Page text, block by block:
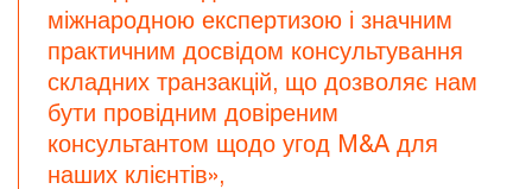
міжнародною експертизою і значним
практичним досвідом консультування
складних транзакцій, що дозволяє нам
бути провідним довіреним
консультантом щодо угод M&A для
наших клієнтів»,